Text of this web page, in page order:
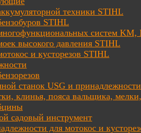
техники STIHL
STIHL
систем KM,
высокого давления STIHL
и кусторезов STIHL
станок USG и принадлежности
клинья, пояса вальщика, мелки,
садовый инструмент
для мотокос и